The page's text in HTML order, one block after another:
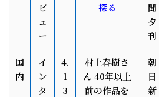
ビ
ュ
ー
探る
聞
夕
刊
国
内
イ
ン
タ
4.
1
3
村上春樹さ
ん 40年以上
前の作品を
朝
日
新